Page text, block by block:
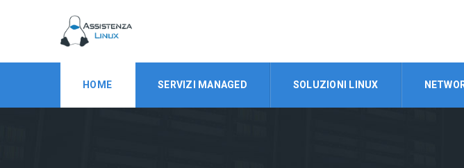
HOME SERVIZI MANAGED SOLUZIONI LINUX